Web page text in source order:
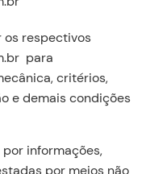
respectivos
para
critérios,
e demais condições
informações,
por meios não